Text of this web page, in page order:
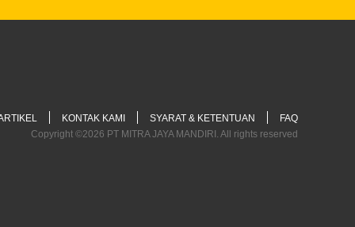
KONTAK KAMI SYARAT & KETENTUAN
FAQ
Copyright ©2026 PT MITRA JAYA MANDIRI. All rights reserved